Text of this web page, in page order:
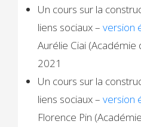
Un cours sur la
liens sociaux –version
Aurélie Ciai (Académie
2021
Un cours sur la
liens sociaux –version
Florence Pin